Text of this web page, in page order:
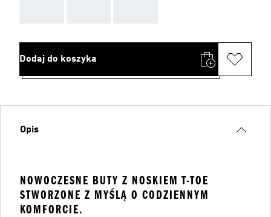
Dodaj do koszyka
Opis
NOWOCZESNE BUTY Z NOSKIEM T-TOE
STWORZONE Z MYŚLĄ O CODZIENNYM
KOMFORCIE.